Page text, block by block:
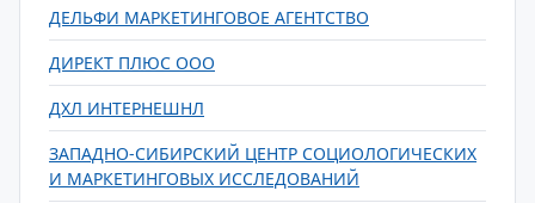
ДЕЛЬФИ МАРКЕТИНГОВОЕ АГЕНТСТВО
ДИРЕКТ ПЛЮС ООО
ДХЛ ИНТЕРНЕШНЛ
ЗАПАДНО-СИБИРСКИЙ ЦЕНТР СОЦИОЛОГИЧЕСКИХ
И МАРКЕТИНГОВЫХ ИССЛЕДОВАНИЙ